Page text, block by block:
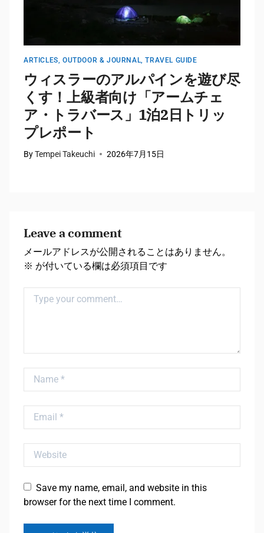
ARTICLES,OUTDOOR & JOURNAL,TRAVEL GUIDE
ウィスラーのアルパインを遊び尽
くす！上級者向け「アームチェ
ア・トラバース」1泊2日トリッ
プレポート
ByTempei Takeuchi 2026年7月15日
Leave a comment
メールアドレスが公開されることはありません。
※ が付いている欄は必須項目です
Comment
Name
Email
Website
Save my name, email, and website in this
browser for the next time I comment.